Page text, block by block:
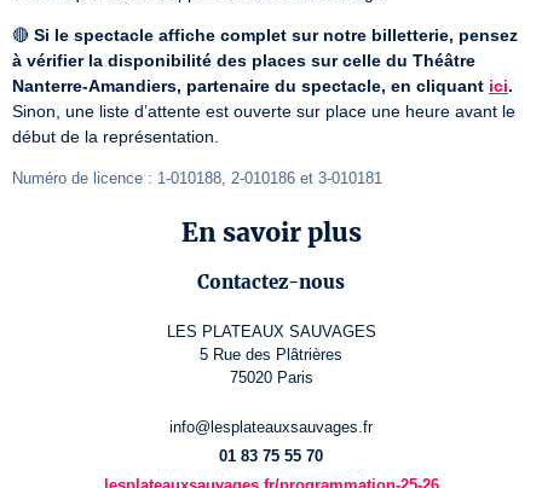
🔴 Si le spectacle affiche complet sur notre billetterie, pensez
à vérifier la disponibilité des places sur celle du Théâtre
Nanterre-Amandiers, partenaire du spectacle, en cliquant ici.
Sinon, une liste d’attente est ouverte sur place une heure avant le
début de la représentation.
Numéro de licence : 1-010188, 2-010186 et 3-010181
En savoir plus
Contactez-nous
LES PLATEAUX SAUVAGES
5 Rue des Plâtrières
75020 Paris
info@lesplateauxsauvages.fr
01 83 75 55 70